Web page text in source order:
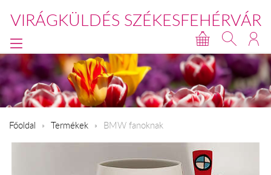
VIRÁGKÜLDÉS SZÉKESFEHÉRVÁR
Főoldal Termékek BMW fanoknak